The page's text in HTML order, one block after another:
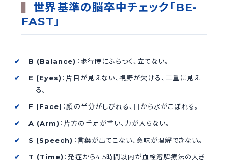
世界基準の脳卒中チェック「BE-
FAST」
B (Balance) ：歩行時にふらつく、立てない。
E (Eyes) ：片目が見えない、視野が欠ける、二重に見え
る。
F (Face) ：顔の半分がしびれる、口から水がこぼれる。
A (Arm) ：片方の手足が重い、力が入らない。
S (Speech) ：言葉が出てこない、意味が理解できない。
T (Time) ：発症から4.5時間以内が血栓溶解療法の大き